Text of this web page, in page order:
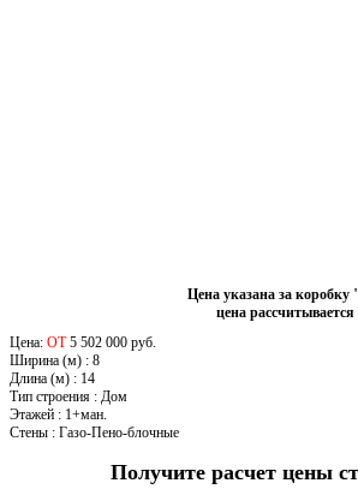
Цена указана за
цена
Цена: ОТ 5 502 000 руб.
Ширина (м) : 8
Длина (м) : 14
Тип строения : Дом
Этажей : 1+ман.
Стены : Газо-Пено-блочные
Получите расчет цены